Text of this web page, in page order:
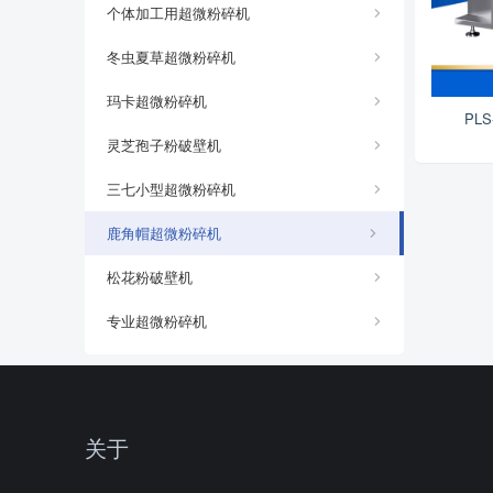
个体加工用超微粉碎机
冬虫夏草超微粉碎机
玛卡超微粉碎机
灵芝孢子粉破壁机
三七小型超微粉碎机
鹿角帽超微粉碎机
松花粉破壁机
专业超微粉碎机
关于